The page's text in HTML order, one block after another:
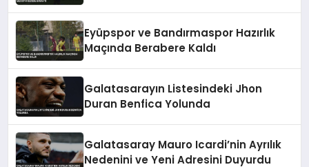
Eyüpspor ve Bandırmaspor Hazırlık
Maçında Berabere Kaldı
Galatasarayın Listesindeki Jhon
Duran Benfica Yolunda
Galatasaray Mauro Icardi’nin Ayrılık
Nedenini ve Yeni Adresini Duyurdu